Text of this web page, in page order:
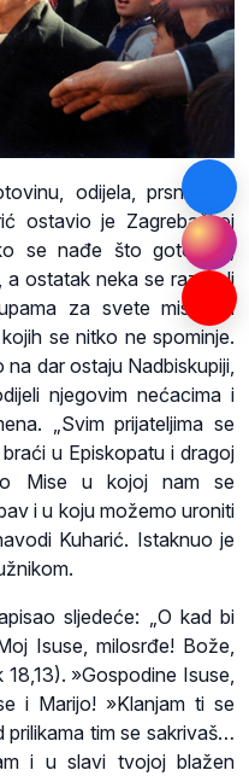
odijela, prsni križ,
ostavio je Zagrebačkoj
se nađe što gotovine,
ostatak neka se razdijeli
za svete mise za
se nitko ne spominje.
dar ostaju Nadbiskupiji,
njegovim nećacima i
„Svim prijateljima se
u Episkopatu i dragoj
Mise u kojoj nam se
i u koju možemo uroniti
Kuharić. Istaknuo je
sljedeće: „O kad bi
Isuse, milosrđe! Bože,
»Gospodine Isuse,
i Marijo! »Klanjam ti se
tim se sakrivaš…
i u slavi tvojoj blažen